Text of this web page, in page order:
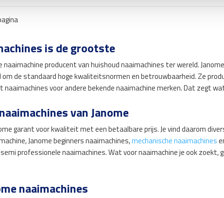
is de grootste
producent van huishoud naaimachines ter wereld.
de standaard hoge kwaliteitsnormen en betrouwbaarheid. Ze
naaimachines voor andere bekende naaimachine merken. Dat zegt
van Janome
garant voor kwaliteit met een betaalbare prijs. Je vind daarom
Janome beginners naaimachines,mechanische naaimachines
professionele naaimachines. Wat voor naaimachine je ook
naaimachines